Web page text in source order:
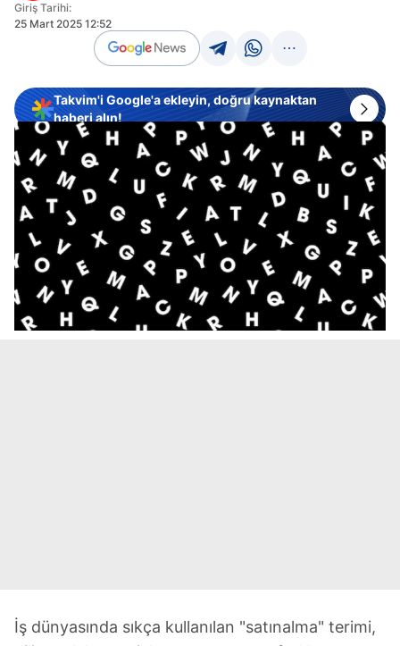
Giriş Tarihi:
25 Mart 2025 12:52
Takvim'i Google'a ekleyin, doğru kaynaktan
haberi alın!
İş dünyasında sıkça kullanılan "satınalma" terimi,